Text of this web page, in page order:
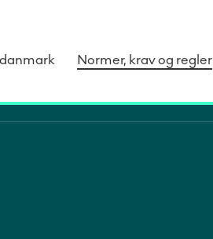
Normer, krav og regler